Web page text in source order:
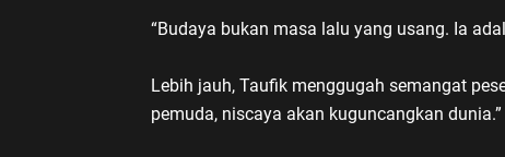
“Budaya bukan masa lalu yang usang. Ia
Lebih jauh, Taufik menggugah semangat
pemuda, niscaya akan kuguncangkan dunia.”